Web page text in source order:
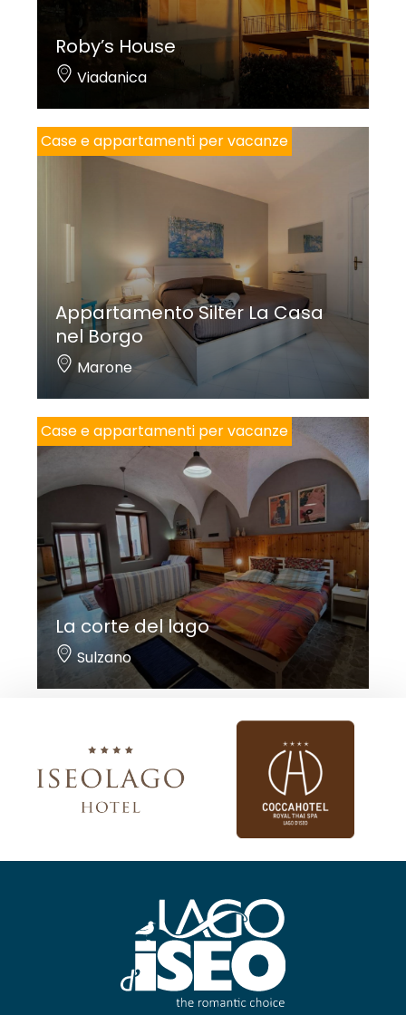
Roby’s House
Viadanica
Case e appartamenti per vacanze
Appartamento Silter La Casa
nel Borgo
Marone
Case e appartamenti per vacanze
La corte del lago
Sulzano